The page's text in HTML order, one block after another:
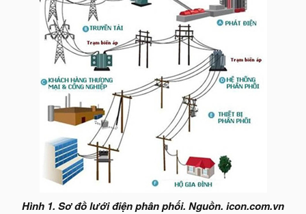
Hình 1. Sơ đồ lưới điện phân phối. Nguồn. icon.com.vn